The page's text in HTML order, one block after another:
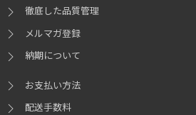
徹底した品質管理
メルマガ登録
納期について
お支払い方法
配送手数料